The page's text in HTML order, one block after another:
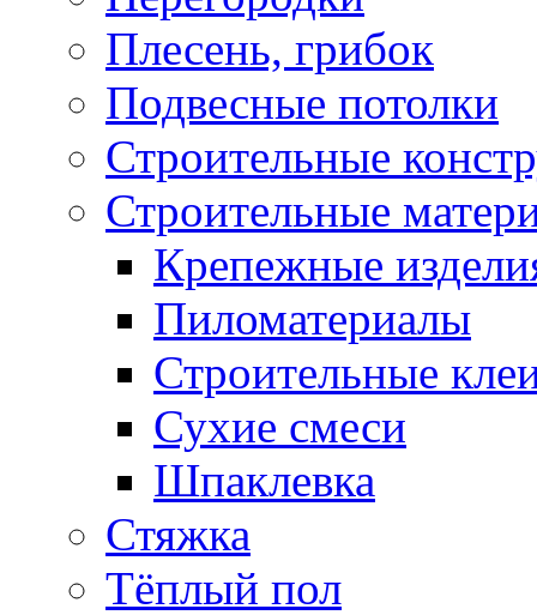
Плесень, грибок
Подвесные потолки
Строительные
Строительные
Крепежные
Пиломатериалы
Строительные
Сухие смеси
Шпаклевка
Стяжка
Тёплый пол